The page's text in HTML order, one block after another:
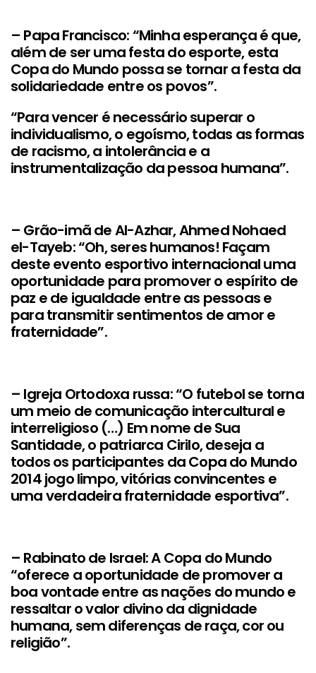
– Papa Francisco: “Minha esperança é que,
além de ser uma festa do esporte, esta
Copa do Mundo possa se tornar a festa da
solidariedade entre os povos”.
“Para vencer é necessário superar o
individualismo, o egoísmo, todas as formas
de racismo, a intolerância e a
instrumentalização da pessoa humana”.
– Grão-imã de Al-Azhar, Ahmed Nohaed
el-Tayeb: “Oh, seres humanos! Façam
deste evento esportivo internacional uma
oportunidade para promover o espírito de
paz e de igualdade entre as pessoas e
para transmitir sentimentos de amor e
fraternidade”.
– Igreja Ortodoxa russa: “O futebol se torna
um meio de comunicação intercultural e
interreligioso (…) Em nome de Sua
Santidade, o patriarca Cirilo, deseja a
todos os participantes da Copa do Mundo
2014 jogo limpo, vitórias convincentes e
uma verdadeira fraternidade esportiva”.
– Rabinato de Israel: A Copa do Mundo
“oferece a oportunidade de promover a
boa vontade entre as nações do mundo e
ressaltar o valor divino da dignidade
humana, sem diferenças de raça, cor ou
religião”.